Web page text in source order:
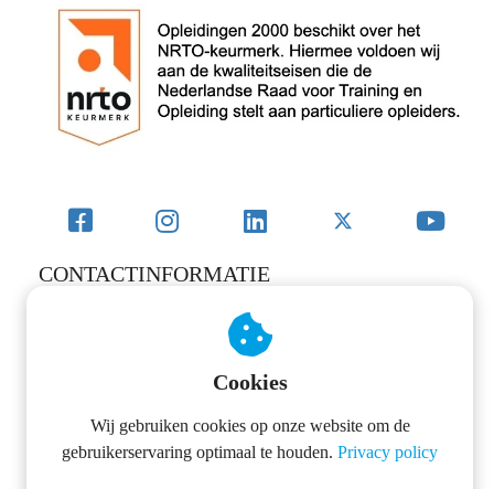
CONTACTINFORMATIE
0854017196
Cookies
Wij gebruiken cookies op onze website om de
gebruikerservaring optimaal te houden. Privacy policy